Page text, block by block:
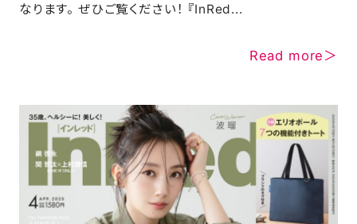
なります。 ぜひご覧ください！ 『InRed...
Read more＞